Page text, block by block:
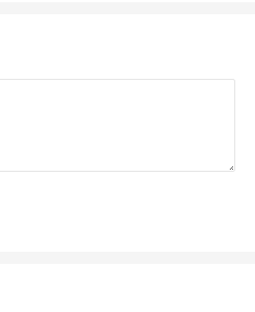
大他十几岁的师母羡泽。
负，却也学到了各家绝
最终惨死，江连星彻底成